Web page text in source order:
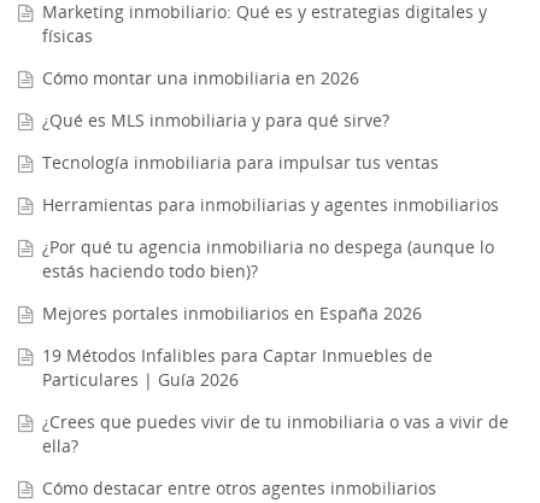
Marketing inmobiliario: Qué es y estrategias digitales y
físicas
Cómo montar una inmobiliaria en 2026
¿Qué es MLS inmobiliaria y para qué sirve?
Tecnología inmobiliaria para impulsar tus ventas
Herramientas para inmobiliarias y agentes inmobiliarios
¿Por qué tu agencia inmobiliaria no despega (aunque lo
estás haciendo todo bien)?
Mejores portales inmobiliarios en España 2026
19 Métodos Infalibles para Captar Inmuebles de
Particulares | Guía 2026
¿Crees que puedes vivir de tu inmobiliaria o vas a vivir de
ella?
Cómo destacar entre otros agentes inmobiliarios